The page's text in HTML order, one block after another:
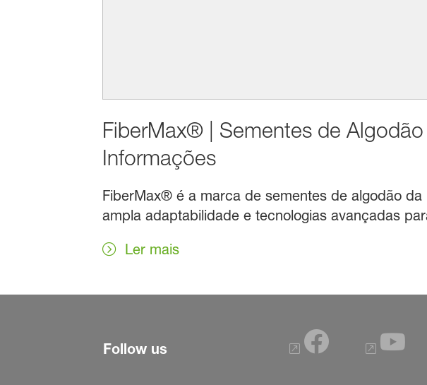
FiberMax® | Sementes de
Informações
FiberMax® é a marca de sementes de algodão
ampla adaptabilidade e tecnologias avançadas
Ler mais
Follow us